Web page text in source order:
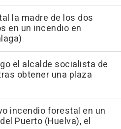
la madre de los dos
en un incendio en
el alcalde socialista de
obtener una plaza
incendio forestal en un
Puerto (Huelva), el